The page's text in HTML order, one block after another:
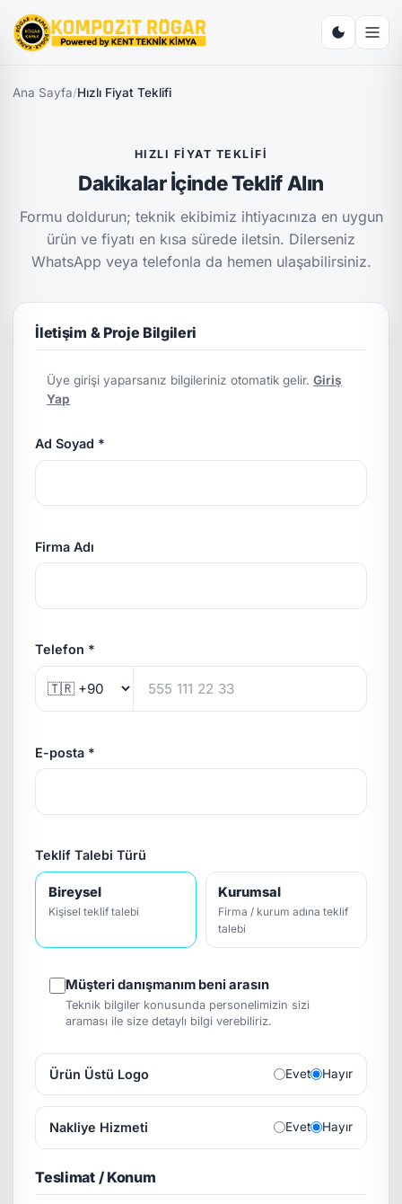
Ana Sayfa/Hızlı Fiyat Teklifi
HIZLI FIYAT TEKLIFI
Dakikalar İçinde Teklif Alın
Formu doldurun; teknik ekibimiz ihtiyacınıza en uygun
ürün ve fiyatı en kısa sürede iletsin. Dilerseniz
WhatsApp veya telefonla da hemen ulaşabilirsiniz.
İletişim & Proje Bilgileri
Üye girişi yaparsanız bilgileriniz otomatik gelir.Giriş
Yap
Ad Soyad *
Firma Adı
Telefon *
E-posta *
Teklif Talebi Türü
Bireysel
Kişisel teklif talebi
Kurumsal
Firma / kurum adına teklif
talebi
Müşteri danışmanım beni arasın
Teknik bilgiler konusunda personelimizin sizi
araması ile size detaylı bilgi verebiliriz.
Ürün Üstü Logo Evet Hayır
Nakliye Hizmeti Evet Hayır
Teslimat / Konum